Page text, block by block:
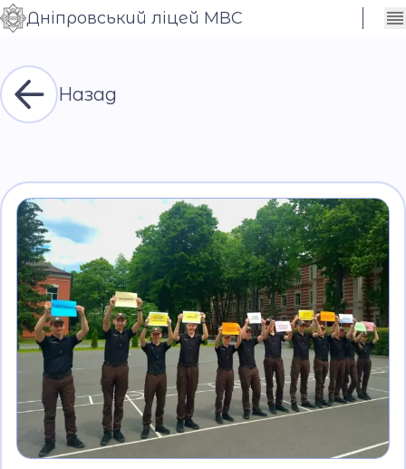
Контраст
Шрифт
Дніпровський ліцей МВС
Назад